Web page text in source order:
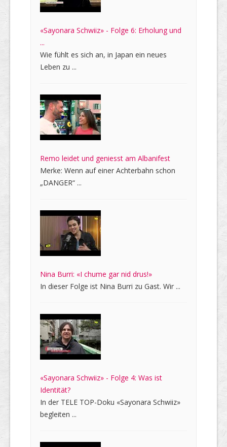
«Sayonara Schwiiz» - Folge 6: Erholung und
...
Wie fühlt es sich an, in Japan ein neues
Leben zu ...
Remo leidet und geniesst am Albanifest
Merke: Wenn auf einer Achterbahn schon
„DANGER“ ...
Nina Burri: «I chume gar nid drus!»
In dieser Folge ist Nina Burri zu Gast. Wir ...
«Sayonara Schwiiz» - Folge 4: Was ist
Identität?
In der TELE TOP-Doku «Sayonara Schwiiz»
begleiten ...